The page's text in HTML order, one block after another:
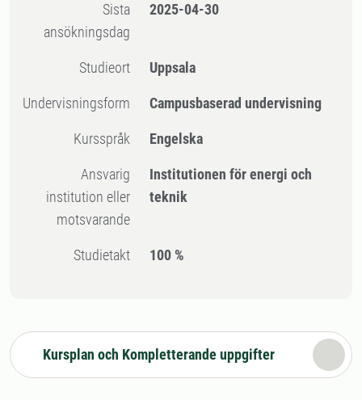
Sista
ansökningsdag
2025-04-30
Studieort Uppsala
Undervisningsform Campusbaserad undervisning
Kursspråk Engelska
Ansvarig
institution eller
motsvarande
Institutionen för energi och
teknik
Studietakt 100 %
Kursplan och Kompletterande uppgifter